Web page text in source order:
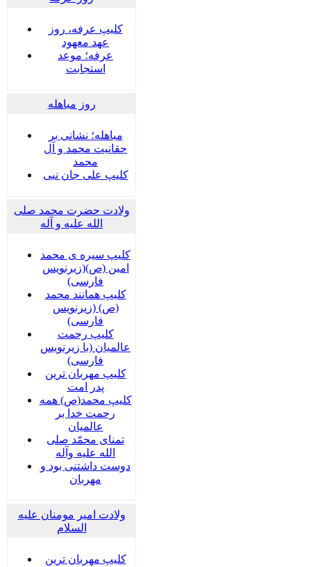
کلیپ عرفه، روز
عهد معهود
عرفه؛ موعد
استجابت
روز مباهله
مباهله؛ نشانی بر
حقانیت محمد و آل
محمد
کلیپ علی جان نبی
ولادت حضرت محمد صلی
الله علیه و آله
کلیپ سیره ی محمد
امین (ص)(زیرنویس
فارسی)
کلیپ همانند محمد
(ص) (زیرنویس
فارسی)
کلیپ رحمت
عالمیان (با زیرنویس
فارسی)
کلیپ مهربان ترین
پدر امت
کلیپ محمد(ص) همه
رحمت خدا بر
عالمیان
تمنای محمّد صلی
الله علیه وآله
دوست داشتنی بود و
مهربان
ولادت امیر مومنان علیه
السلام
کلیپ مهربان ترین